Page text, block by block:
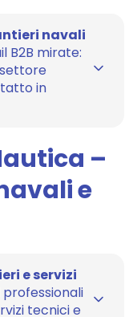
navali
B2B mirate:
in
–
e
e servizi
tecnici e